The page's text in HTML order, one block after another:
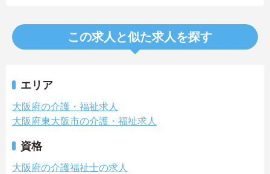
この求人と似た求人を探す
エリア
大阪府の介護・福祉求人
大阪府東大阪市の介護・福祉求人
資格
大阪府の介護福祉士の求人